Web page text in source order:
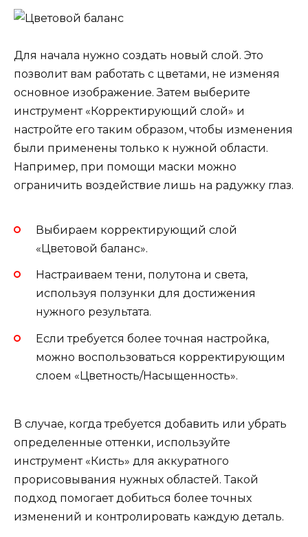
Для начала нужно создать новый слой. Это
позволит вам работать с цветами, не изменяя
основное изображение. Затем выберите
инструмент «Корректирующий слой» и
настройте его таким образом, чтобы изменения
были применены только к нужной области.
Например, при помощи маски можно
ограничить воздействие лишь на радужку глаз.
Выбираем корректирующий слой
«Цветовой баланс».
Настраиваем тени, полутона и света,
используя ползунки для достижения
нужного результата.
Если требуется более точная настройка,
можно воспользоваться корректирующим
слоем «Цветность/Насыщенность».
В случае, когда требуется добавить или убрать
определенные оттенки, используйте
инструмент «Кисть» для аккуратного
прорисовывания нужных областей. Такой
подход помогает добиться более точных
изменений и контролировать каждую деталь.